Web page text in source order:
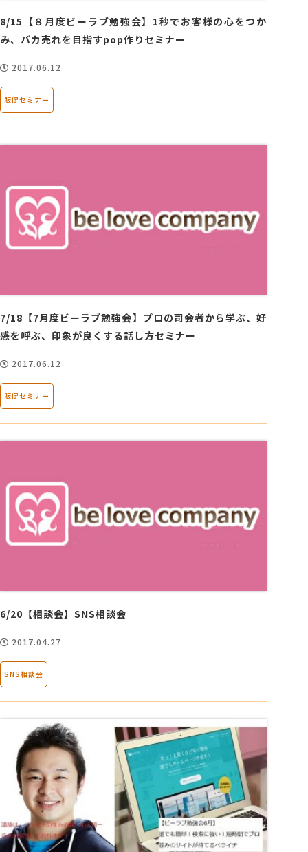
8/15【８月度ビーラブ勉強会】1秒でお客様の心をつか
み、バカ売れを目指すpop作りセミナー
2017.06.12
販促セミナー
7/18【7月度ビーラブ勉強会】プロの司会者から学ぶ、好
感を呼ぶ、印象が良くする話し方セミナー
2017.06.12
販促セミナー
6/20【相談会】SNS相談会
2017.04.27
SNS相談会